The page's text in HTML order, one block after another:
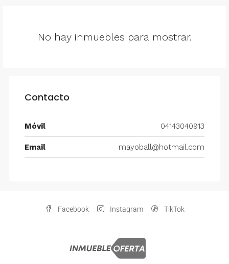
No hay inmuebles para mostrar.
Contacto
Móvil 04143040913
Email mayoball@hotmail.com
Facebook Instagram TikTok